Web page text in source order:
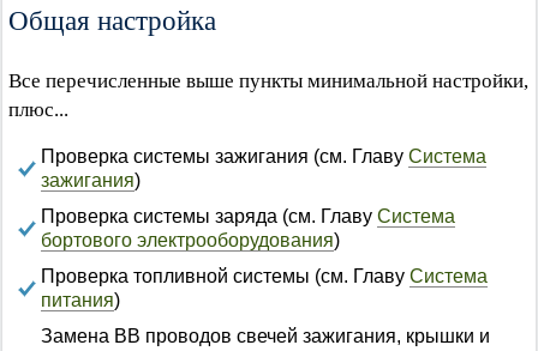
Общая настройка
Все перечисленные выше пункты минимальной настройки,
плюс...
Проверка системы зажигания (см. Главу Система
зажигания)
Проверка системы заряда (см. Главу Система
бортового электрооборудования)
Проверка топливной системы (см. Главу Система
питания)
Замена ВВ проводов свечей зажигания, крышки и